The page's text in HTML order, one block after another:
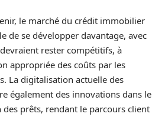
le marché du crédit immobilier
de se développer davantage, avec
rester compétitifs, à
appropriée des coûts par les
La digitalisation actuelle des
également des innovations dans le
des prêts, rendant le parcours client